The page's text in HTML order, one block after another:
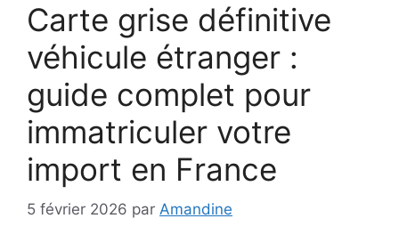
Carte grise définitive
véhicule étranger :
guide complet pour
immatriculer votre
import en France
5 février 2026 par Amandine